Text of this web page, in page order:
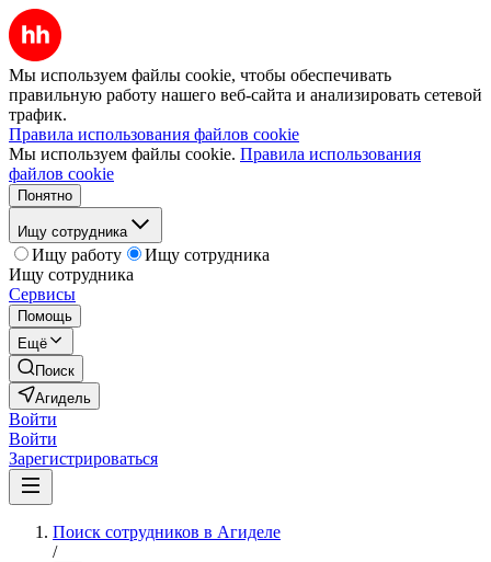
Мы используем файлы cookie, чтобы обеспечивать
правильную работу нашего веб-сайта и анализировать сетевой
трафик.
Правила использования файлов cookie
Мы используем файлы cookie. Правила использования
файлов cookie
Понятно
Ищу сотрудника
Ищу работу
Ищу сотрудника
Ищу сотрудника
Сервисы
Помощь
Ещё
Поиск
Агидель
Войти
Войти
Зарегистрироваться
Поиск сотрудников в Агиделе
/